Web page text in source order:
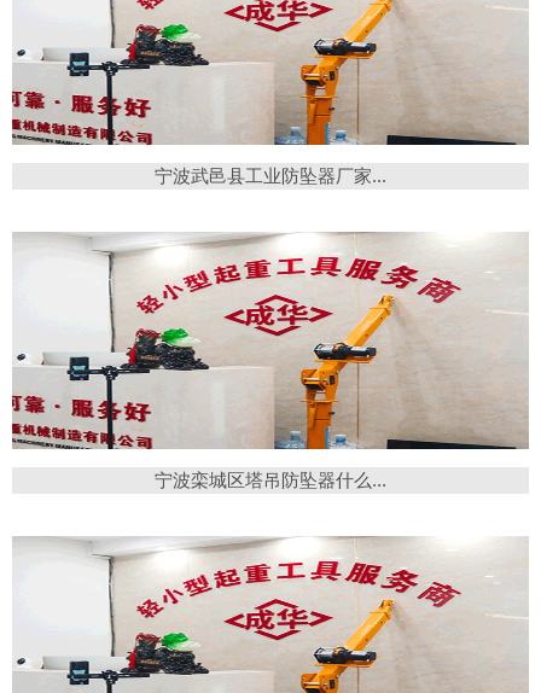
宁波武邑县工业防坠器厂家...
宁波栾城区塔吊防坠器什么...